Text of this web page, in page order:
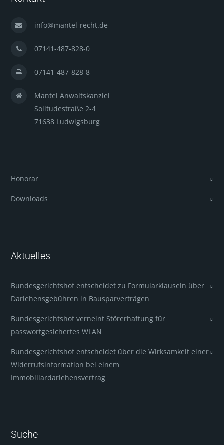
info@mantel-recht.de
07141-487-828-0
07141-487-828-8
Mantel Anwaltskanzlei
Solitudestraße 2-4
71638 Ludwigsburg
Honorar
Downloads
Aktuelles
Bundesgerichtshof entscheidet zu Formularklauseln über
Darlehensgebühren in Bausparverträgen
Bundesgerichtshof verneint Störerhaftung für
passwortgesichertes WLAN
Bundesgerichtshof entscheidet über die Wirksamkeit einer
Widerrufsinformation bei einem
Immobiliardarlehensvertrag
Suche